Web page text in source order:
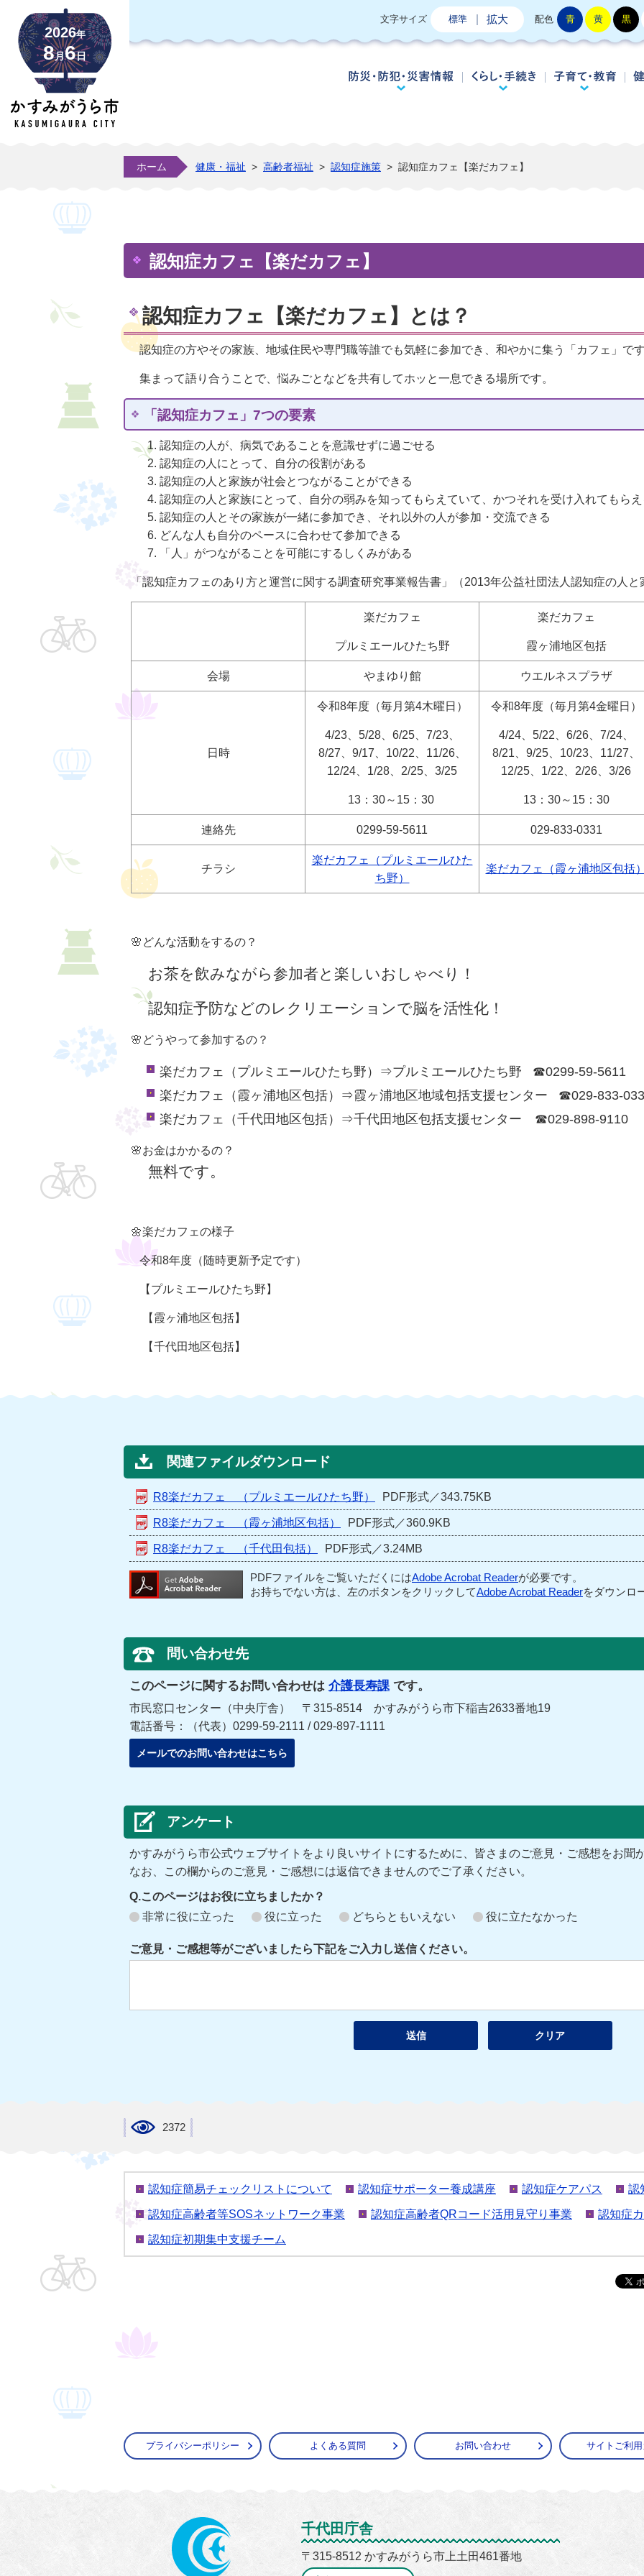
2026年
8月6日
文字サイズ 標準 拡大 配色 青 黄 黒
防災・防犯・災害情報くらし・手続き子
ホーム 健康・福祉 > 高齢者福祉 > 認知症施策 > 認知症カフェ【楽だカフェ】
認知症カフェ【楽だカフェ】
認知症カフェ【楽だカフェ】とは？
認知症の方やその家族、地域住民や専門職等誰でも気軽に参加でき、和やかに集う「カフェ」で
集まって語り合うことで、悩みごとなどを共有してホッと一息できる場所です。
「認知症カフェ」7つの要素
認知症の人が、病気であることを意識せずに過ごせる
認知症の人にとって、自分の役割がある
認知症の人と家族が社会とつながることができる
認知症の人と家族にとって、自分の弱みを知ってもらえていて、かつそれを受け入れてもら
認知症の人とその家族が一緒に参加でき、それ以外の人が参加・交流できる
どんな人も自分のペースに合わせて参加できる
「人」がつながることを可能にするしくみがある
「認知症カフェのあり方と運営に関する調査研究事業報告書」（2013年公益社団法人認知症の人
楽だカフェ
プルミエールひたち野
楽だカフェ
霞ヶ浦地区包括
会場 やまゆり館 ウエルネスプラザ
日時
令和8年度（毎月第4木曜日）
4/23、5/28、6/25、7/23、
8/27、9/17、10/22、11/26、
12/24、1/28、2/25、3/25
13： 30～ 15： 30
令和8年度（毎月第4金曜日）
4/24、5/22、6/26、7/24、
8/21、9/25、10/23、11/27、
12/25、1/22、2/26、3/26
13：30～15：30
連絡先 0299-59-5611 029-833-0331
チラシ
楽だカフェ（プルミエールひた
ち野）
楽だカフェ（霞ヶ浦地区包括
🌸どんな活動をするの？
お茶を飲みながら参加者と楽しいおしゃべり！
認知症予防などのレクリエーションで脳を活性化！
🌸どうやって参加するの？
楽だカフェ（プルミエールひたち野）⇒プルミエールひたち野 ☎0299-59-5611
楽だカフェ（霞ヶ浦地区包括）⇒霞ヶ浦地区地域包括支援センター ☎029-833-
楽だカフェ（千代田地区包括）⇒千代田地区包括支援センター ☎029-898-9110
🌸お金はかかるの？
無料です。
🌼楽だカフェの様子
令和8年度（随時更新予定です）
【プルミエールひたち野】
【霞ヶ浦地区包括】
【千代田地区包括】
関連ファイルダウンロード
R8楽だカフェ （プルミエールひたち野） PDF形式／343.75KB
R8楽だカフェ （霞ヶ浦地区包括） PDF形式／360.9KB
R8楽だカフェ （千代田包括） PDF形式／3.24MB
PDFファイルをご覧いただくにはAdobe Acrobat Readerが必要です。
お持ちでない方は、左のボタンをクリックしてAdobe Acrobat Readerをダウンロ
問い合わせ先
このページに関するお問い合わせは 介護長寿課 です。
市民窓口センター（中央庁舎） 〒315-8514 かすみがうら市下稲吉2633番地19
電話番号：（代表）0299-59-2111 / 029-897-1111
メールでのお問い合わせはこちら
アンケート
かすみがうら市公式ウェブサイトをより良いサイトにするために、皆さまのご意見・ご感想をお聞
なお、この欄からのご意見・ご感想には返信できませんのでご了承ください。
Q.このページはお役に立ちましたか？
非常に役に立った
役に立った どちらともいえない 役に立たなかった
ご意見・ご感想等がございましたら下記をご入力し送信ください。
2372
認知症簡易チェックリストについて 認知症サポーター養成講座 認知症ケアパス 認
認知症高齢者等SOSネットワーク事業 認知症高齢者QRコード活用見守り事業 認知症
認知症初期集中支援チーム
プライバシーポリシー よくある質問 お問い合わせ サイトご利
かすみがうら市
千代田庁舎
〒315-8512 かすみがうら市上土田461番地